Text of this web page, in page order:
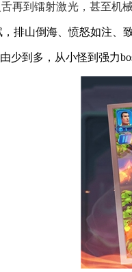
再到镭射激光，甚至机
排山倒海、愤怒如注、
少到多，从小怪到强力